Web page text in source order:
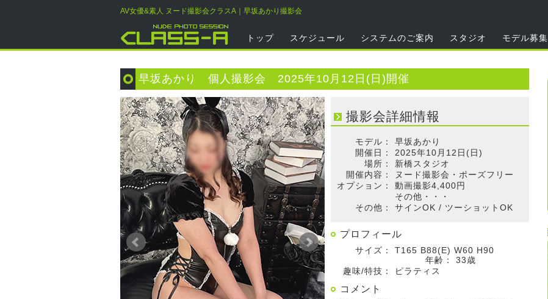
AV女優&素人 ヌード撮影会クラスA｜早坂あかり撮影会
トップ スケジュール システムのご案内 スタジオ モデル募集
早坂あかり 個人撮影会 2025年10月12日(日)開催
撮影会詳細情報
モデル：
早坂あかり
開催日：
2025年10月12日(日)
場所：
新橋スタジオ
開催内容：
ヌード撮影会・ポーズフリー
オプション：
動画撮影4,400円
その他・・・
その他：
サインOK / ツーショットOK
プロフィール
サイズ：
T165 B88(E) W60 H90
年齢：
33歳
趣味/特技：
ピラティス
コメント